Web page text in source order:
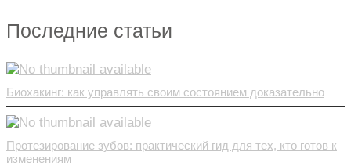
Последние статьи
Биохакинг: как управлять своим состоянием доказательно
Протезирование зубов: практический гид для тех, кто готов к
изменениям